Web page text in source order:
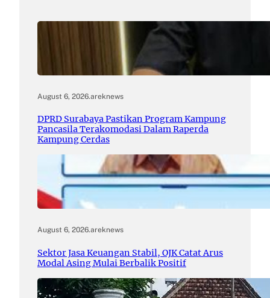
August 6, 2026.areknews
DPRD Surabaya Pastikan Program Kampung
Pancasila Terakomodasi Dalam Raperda
Kampung Cerdas
August 6, 2026.areknews
Sektor Jasa Keuangan Stabil, OJK Catat Arus
Modal Asing Mulai Berbalik Positif